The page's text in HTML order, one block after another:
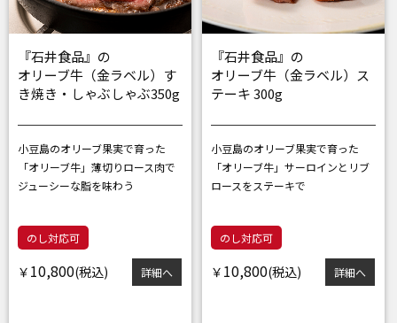
『石井食品』の
オリーブ牛（金ラベル）す
き焼き・しゃぶしゃぶ350g
小豆島のオリーブ果実で育った
「オリーブ牛」 薄切りロース肉で
ジューシーな脂を味わう
のし対応可
￥ 10,800 詳細へ
『石井食品』の
オリーブ牛（金ラベル）ス
テーキ 300g
小豆島のオリーブ果実で育った
「オリーブ牛」 サーロインとリブ
ロースをステーキで
のし対応可
￥ 10,800 詳細へ